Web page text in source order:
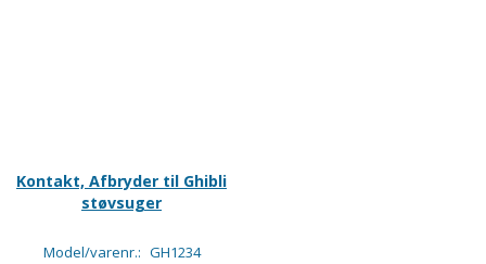
Kontakt, Afbryder til Ghibli
støvsuger
Model/varenr.: GH1234